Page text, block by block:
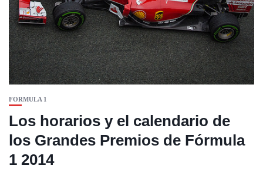
FORMULA 1
Los horarios y el calendario de
los Grandes Premios de Fórmula
1 2014